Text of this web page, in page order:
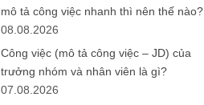
mô tả công việc nhanh thì nên thế nào?
08.08.2026
Công việc (mô tả công việc – JD) của
trưởng nhóm và nhân viên là gì?
07.08.2026